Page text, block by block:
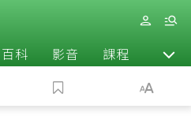
百科 影音 課程 退休